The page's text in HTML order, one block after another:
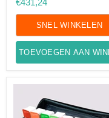
SNEL WINKELEN
TOEVOEGEN AAN